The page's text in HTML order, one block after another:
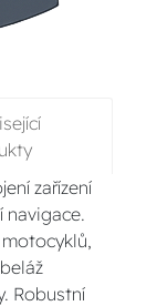
zařízení
Robustní